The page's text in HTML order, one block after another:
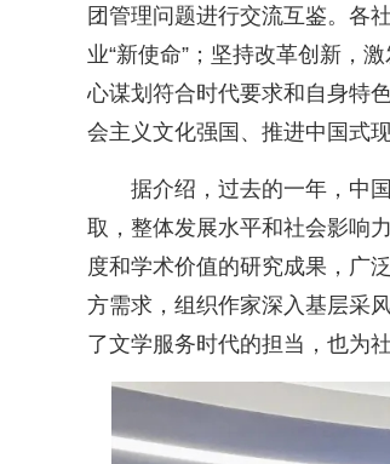
团管理问题进行交流互鉴。各
业“新使命”；坚持改革创新，
心谋划符合时代要求和自身特
会主义文化强国、推进中国式
据介绍，过去的一年，中
取，整体发展水平和社会影响
度和学术价值的研究成果，广
方需求，组织作家深入基层采
了文学服务时代的担当，也为